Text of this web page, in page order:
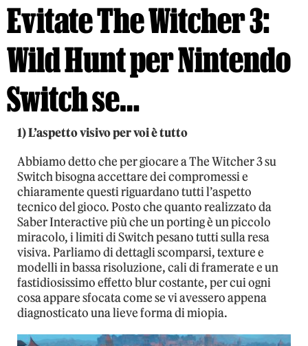
Evitate The Witcher 3:
Wild Hunt per Nintendo
Switch se…
1) L’aspetto visivo per voi è tutto
Abbiamo detto che per giocare a The Witcher 3 su
Switch bisogna accettare dei compromessi e
chiaramente questi riguardano tutti l’aspetto
tecnico del gioco. Posto che quanto realizzato da
Saber Interactive più che un porting è un piccolo
miracolo, i limiti di Switch pesano tutti sulla resa
visiva. Parliamo di dettagli scomparsi, texture e
modelli in bassa risoluzione, cali di framerate e un
fastidiosissimo effetto blur costante, per cui ogni
cosa appare sfocata come se vi avessero appena
diagnosticato una lieve forma di miopia.